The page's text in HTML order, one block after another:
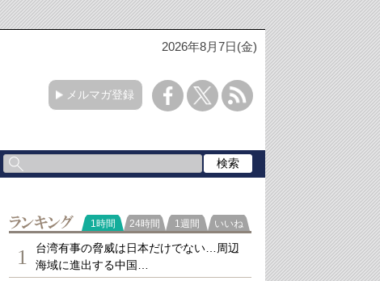
2026年8月7日(金)
メルマガ登録
ランキング
1時間 24時間 1週間 いいね
1
台湾有事の脅威は日本だけでない…周辺
海域に進出する中国…